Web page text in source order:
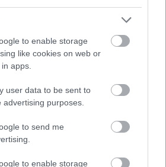
to enable storage
like cookies on web or
apps.
user data to be sent to
purposes.
to send me
to enable storage
ΠΕΝΥ ΡΟΝΤΟΓΙΑΝΝΗ
Από την Περούτζια του 2000
στο σήμερα: Tο τρίτο
ευρωπαϊκό ραντεβού του
Παναθηναϊκού με την
ΗΛΙΑΣ ΠΑΠΑΪΩΑΝΝΟΥ
08/03/2026